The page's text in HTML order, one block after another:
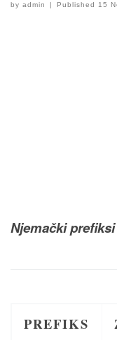
by admin Published15
Njemački prefiksi
PREFIKS